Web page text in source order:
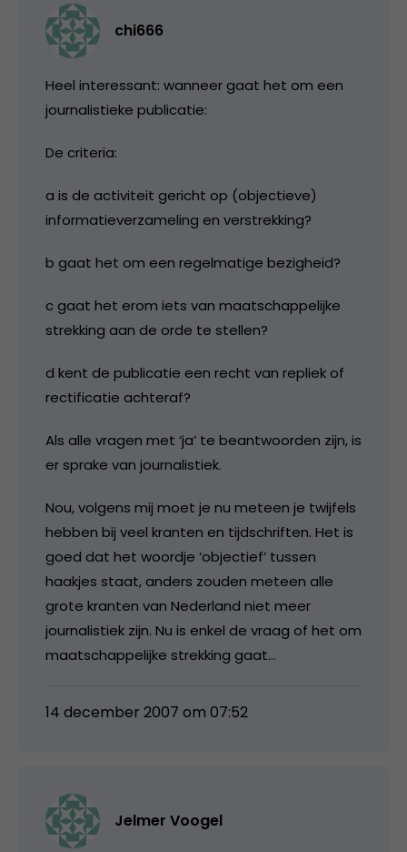
chi666
Heel interessant: wanneer gaat het om een
journalistieke publicatie:
De criteria:
a is de activiteit gericht op (objectieve)
informatieverzameling en verstrekking?
b gaat het om een regelmatige bezigheid?
c gaat het erom iets van maatschappelijke
strekking aan de orde te stellen?
d kent de publicatie een recht van repliek of
rectificatie achteraf?
Als alle vragen met ‘ja’ te beantwoorden zijn, is
er sprake van journalistiek.
Nou, volgens mij moet je nu meteen je twijfels
hebben bij veel kranten en tijdschriften. Het is
goed dat het woordje ‘objectief’ tussen
haakjes staat, anders zouden meteen alle
grote kranten van Nederland niet meer
journalistiek zijn. Nu is enkel de vraag of het om
maatschappelijke strekking gaat…
14 december 2007 om 07:52
Jelmer Voogel